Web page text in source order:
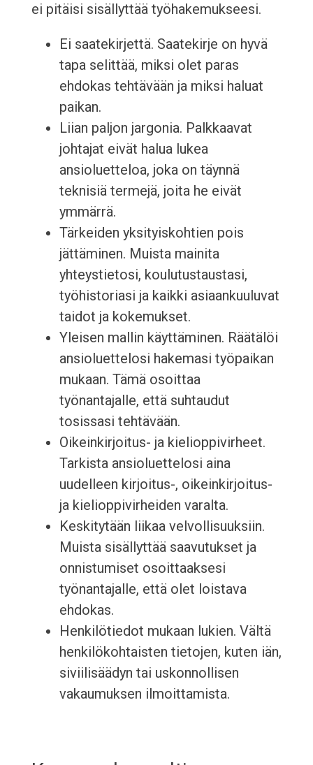
ei pitäisi sisällyttää työhakemukseesi.
Ei saatekirjettä. Saatekirje on hyvä
tapa selittää, miksi olet paras
ehdokas tehtävään ja miksi haluat
paikan.
Liian paljon jargonia. Palkkaavat
johtajat eivät halua lukea
ansioluetteloa, joka on täynnä
teknisiä termejä, joita he eivät
ymmärrä.
Tärkeiden yksityiskohtien pois
jättäminen. Muista mainita
yhteystietosi, koulutustaustasi,
työhistoriasi ja kaikki asiaankuuluvat
taidot ja kokemukset.
Yleisen mallin käyttäminen. Räätälöi
ansioluettelosi hakemasi työpaikan
mukaan. Tämä osoittaa
työnantajalle, että suhtaudut
tosissasi tehtävään.
Oikeinkirjoitus- ja kielioppivirheet.
Tarkista ansioluettelosi aina
uudelleen kirjoitus-, oikeinkirjoitus-
ja kielioppivirheiden varalta.
Keskitytään liikaa velvollisuuksiin.
Muista sisällyttää saavutukset ja
onnistumiset osoittaaksesi
työnantajalle, että olet loistava
ehdokas.
Henkilötiedot mukaan lukien. Vältä
henkilökohtaisten tietojen, kuten iän,
siviilisäädyn tai uskonnollisen
vakaumuksen ilmoittamista.